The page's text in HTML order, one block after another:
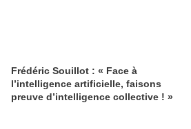
Frédéric Souillot : « Face à
l’intelligence artificielle, faisons
preuve d’intelligence collective ! »